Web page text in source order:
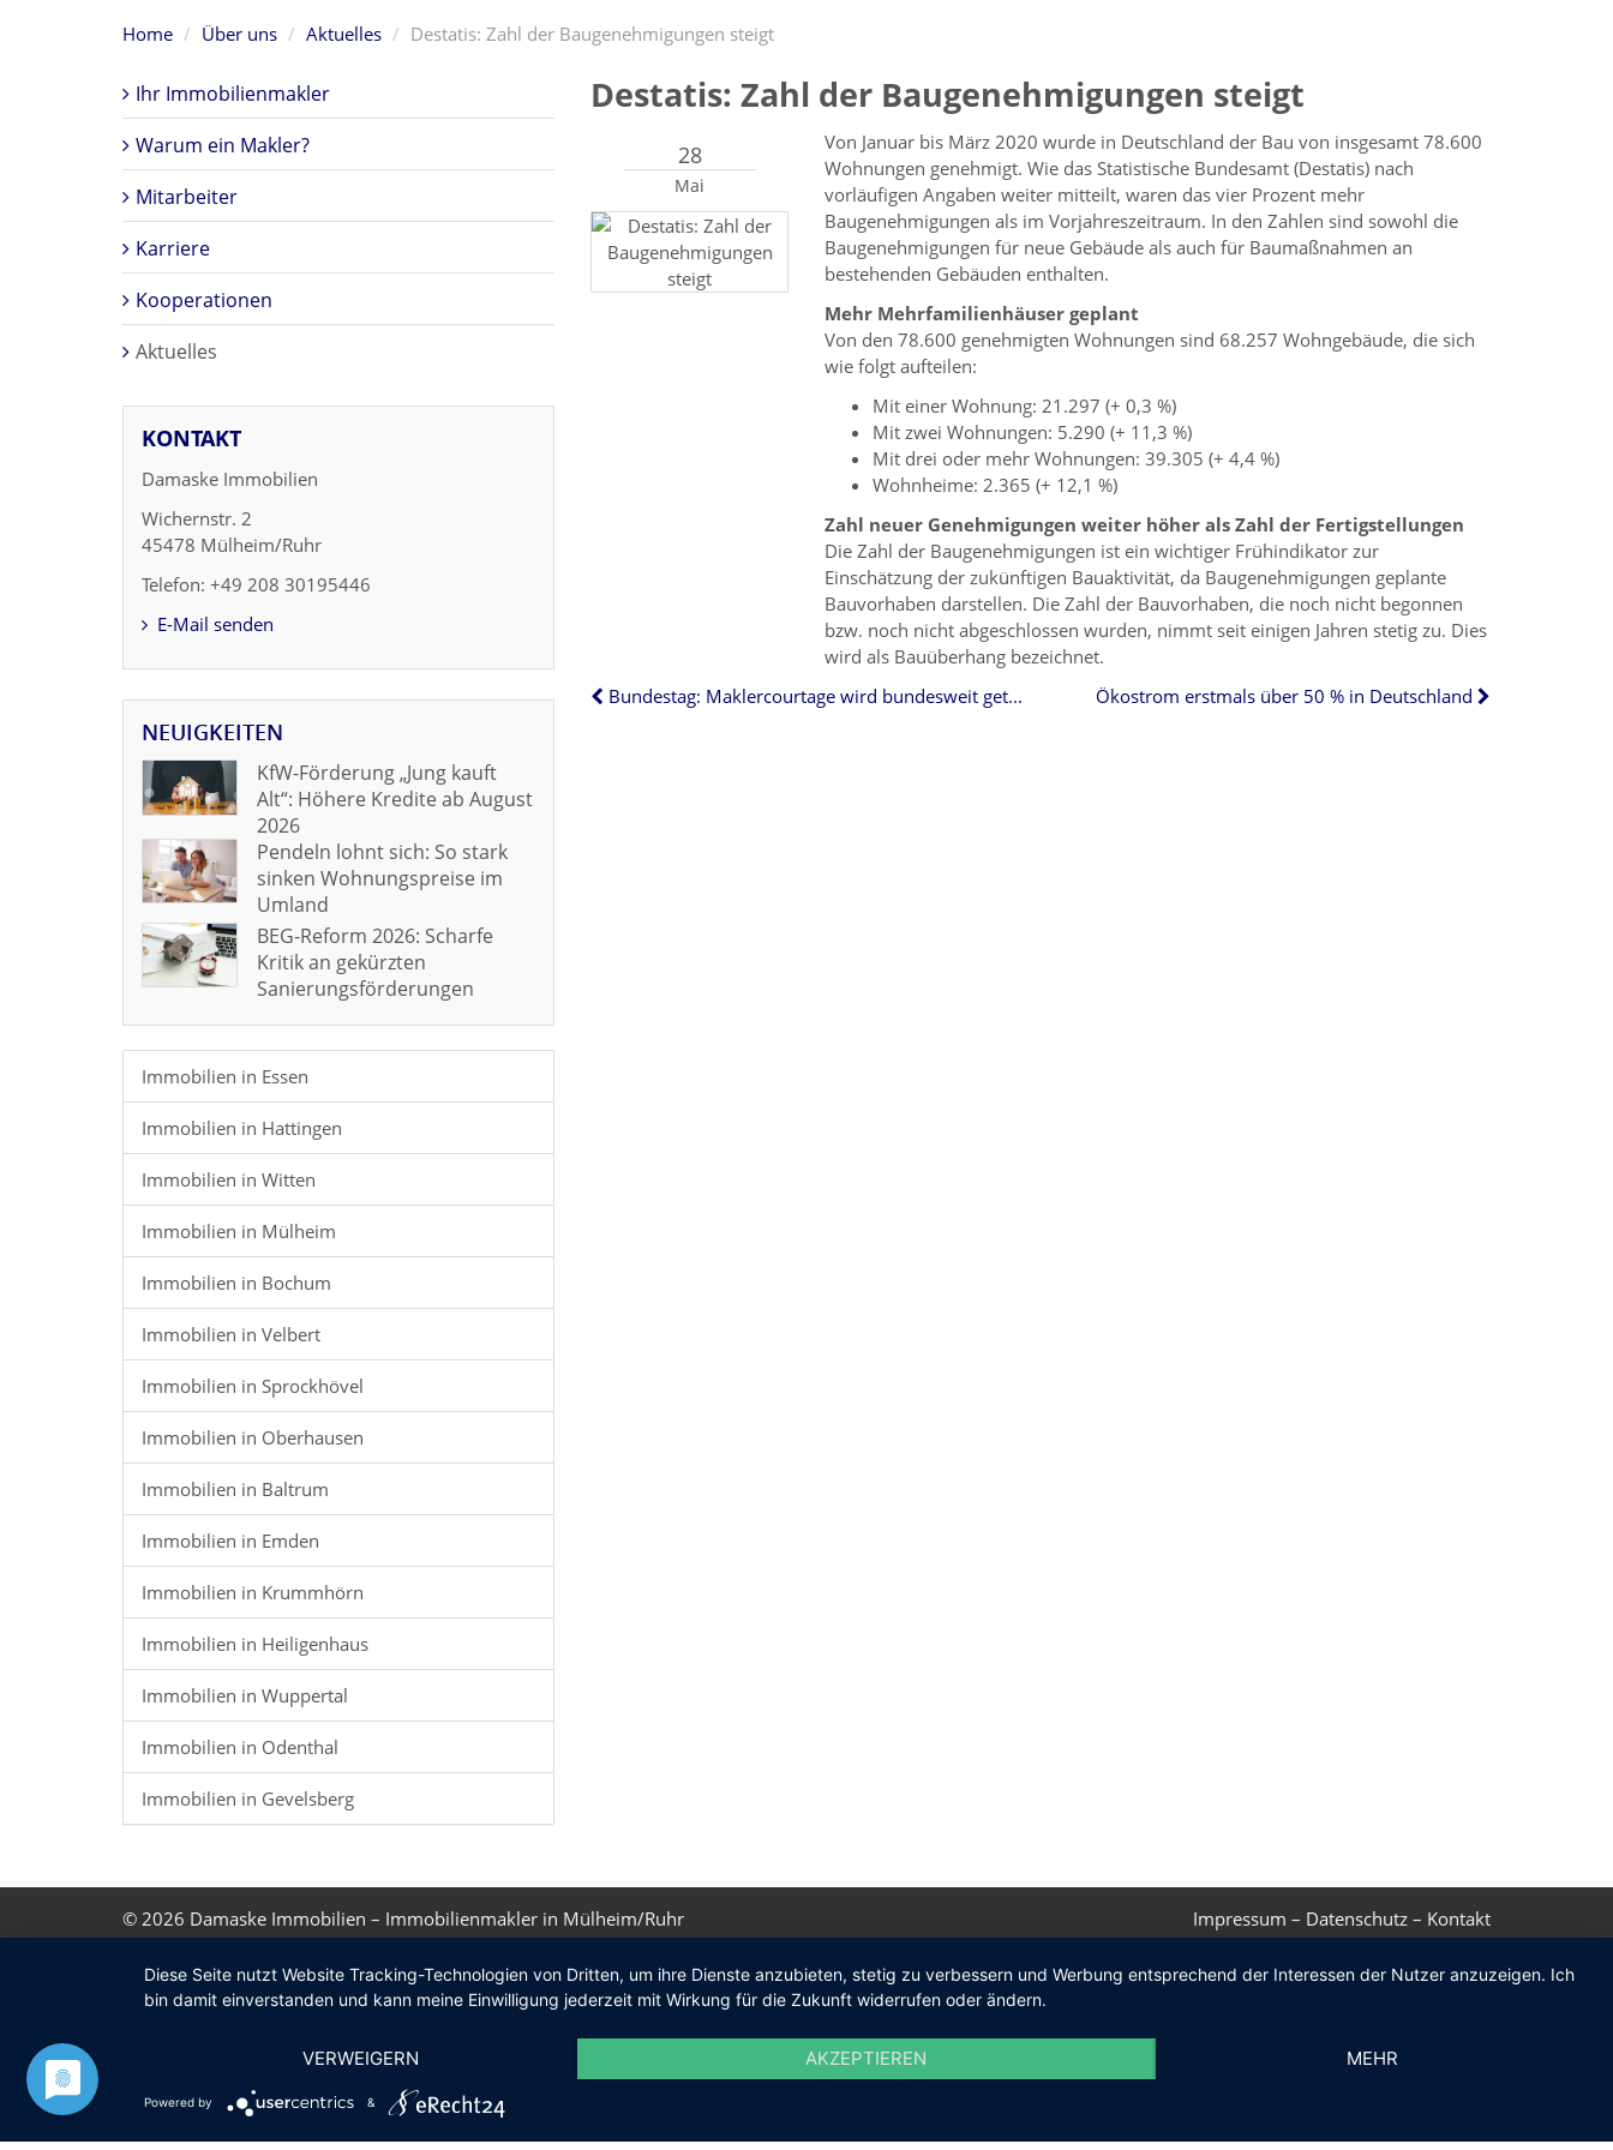
Home Über uns Aktuelles Destatis: Zahl der Baugenehmigungen steigt
Destatis: Zahl der Baugenehmigungen steigt
28
Mai
Von Januar bis März 2020 wurde in Deutschland der Bau von insgesamt 78.600
Wohnungen genehmigt. Wie das Statistische Bundesamt (Destatis) nach
vorläufigen Angaben weiter mitteilt, waren das vier Prozent mehr
Baugenehmigungen als im Vorjahreszeitraum. In den Zahlen sind sowohl die
Baugenehmigungen für neue Gebäude als auch für Baumaßnahmen an
bestehenden Gebäuden enthalten.
Mehr Mehrfamilienhäuser geplant
Von den 78.600 genehmigten Wohnungen sind 68.257 Wohngebäude, die sich
wie folgt aufteilen:
Mit einer Wohnung: 21.297 (+ 0,3 %)
Mit zwei Wohnungen: 5.290 (+ 11,3 %)
Mit drei oder mehr Wohnungen: 39.305 (+ 4,4 %)
Wohnheime: 2.365 (+ 12,1 %)
Zahl neuer Genehmigungen weiter höher als Zahl der Fertigstellungen
Die Zahl der Baugenehmigungen ist ein wichtiger Frühindikator zur
Einschätzung der zukünftigen Bauaktivität, da Baugenehmigungen geplante
Bauvorhaben darstellen. Die Zahl der Bauvorhaben, die noch nicht begonnen
bzw. noch nicht abgeschlossen wurden, nimmt seit einigen Jahren stetig zu. Dies
wird als Bauüberhang bezeichnet.
Bundestag: Maklercourtage wird bundesweit geteilt
Ökostrom erstmals über 50 % in Deutschland
Ihr Immobilienmakler
Warum ein Makler?
Mitarbeiter
Karriere
Kooperationen
Aktuelles
KONTAKT
Damaske Immobilien
Wichernstr. 2
45478 Mülheim/Ruhr
Telefon: +49 208 30195446
E-Mail senden
NEUIGKEITEN
KfW-Förderung „Jung kauft
Alt“: Höhere Kredite ab August
2026
Pendeln lohnt sich: So stark
sinken Wohnungspreise im
Umland
BEG-Reform 2026: Scharfe
Kritik an gekürzten
Sanierungsförderungen
Immobilien in Essen
Immobilien in Hattingen
Immobilien in Witten
Immobilien in Mülheim
Immobilien in Bochum
Immobilien in Velbert
Immobilien in Sprockhövel
Immobilien in Oberhausen
Immobilien in Baltrum
Immobilien in Emden
Immobilien in Krummhörn
Immobilien in Heiligenhaus
Immobilien in Wuppertal
Immobilien in Odenthal
Immobilien in Gevelsberg
© 2026 Damaske Immobilien – Immobilienmakler in Mülheim/Ruhr Impressum – Datenschutz – Kontakt
Diese Seite nutzt Website Tracking-Technologien von Dritten, um ihre Dienste anzubieten, stetig zu verbessern und Werbung entsprechend der Interessen der Nutzer anzuzeigen. Ich
bin damit einverstanden und kann meine Einwilligung jederzeit mit Wirkung für die Zukunft widerrufen oder ändern.
VERWEIGERN AKZEPTIEREN MEHR
Powered by &